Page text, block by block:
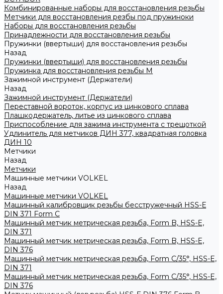
Комбинированные наборы для восстановления резьбы
Метчики для восстановления резбы под пружиноки
Наборы для восстановления резьбы
Принадлежности для восстановления резьбы
Пружинки (ввертыши) для восстановления резьбы
Назад
Пружинки (ввертыши) для восстановления резьбы
Пружинка для восстановления резьбы M
Зажимной инструмент (Держатели)
Назад
Зажимной инструмент (Держатели)
Переставной вороток, корпус из цинкового сплава
Плашкодержатель, литье из цинкового сплава
Приспособление для зажима инструмента с трещоткой
Удлинитель для метчиков ДИН 377, квадратная головка
ДИН 10
Метчики
Назад
Метчики
Машинные метчики VOLKEL
Назад
Машинные метчики VOLKEL
Машинный калибровщик резьбы бесстружечный HSS-Е
DIN 371 Form C
Машинный метчик метрическая резьба, Form B, HSS-E,
DIN 371
Машинный метчик метрическая резьба, Form B, HSS-E,
DIN 376
Машинный метчик метрическая резьба, Form С/35°, HSS-E,
DIN 371
Машинный метчик метрическая резьба, Form С/35°, HSS-E,
DIN 376